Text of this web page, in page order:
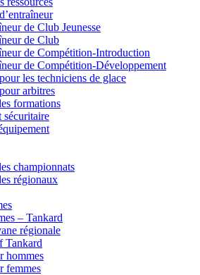
de Club Jeunesse
de Club
de Compétition-Introduction
de Compétition-Développement
les techniciens de glace
arbitres
formations
sécuritaire
championnats
régionaux
– Tankard
régionale
Tankard
hommes
femmes